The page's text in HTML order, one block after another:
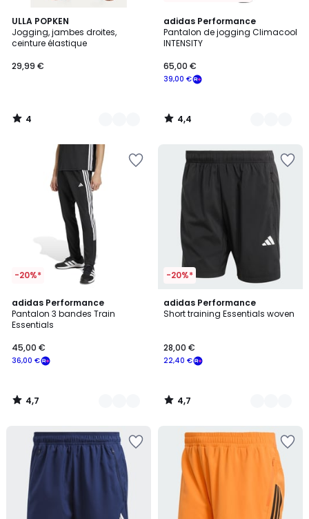
ULLA POPKEN
Jogging, jambes droites,
ceinture élastique
29,99 €
4
/
5
3
Couleurs
4
/
adidas Performance
Pantalon de jogging Climacool
INTENSITY
39,00 €
65,00 €
4,4
/ 5
2
Couleurs
4,4
/
-20%*
adidas Performance
Pantalon 3 bandes Train
Essentials
36,00 €
45,00 €
4,7
/ 5
3
Couleurs
4,7
/
-20%*
adidas Performance
Short training Essentials woven
22,40 €
28,00 €
4,7
/ 5
5
Couleurs
4,7
/